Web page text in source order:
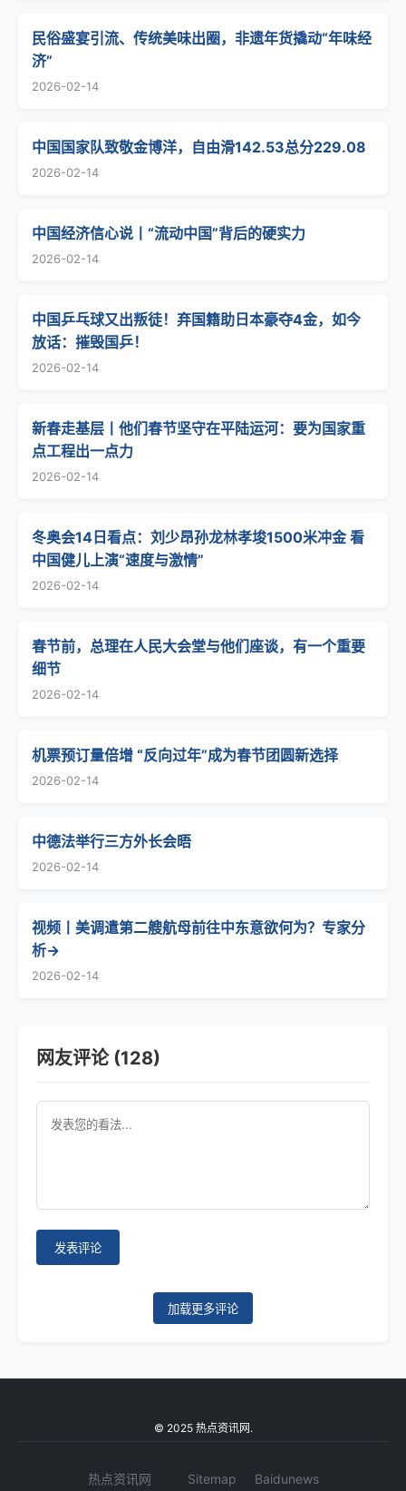
民俗盛宴引流、传统美味出圈，非遗年货撬动“年味经
济”
2026-02-14
中国国家队致敬金博洋，自由滑142.53总分229.08
2026-02-14
中国经济信心说丨“流动中国”背后的硬实力
2026-02-14
中国乒乓球又出叛徒！弃国籍助日本豪夺4金，如今
放话：摧毁国乒！
2026-02-14
新春走基层丨他们春节坚守在平陆运河：要为国家重
点工程出一点力
2026-02-14
冬奥会14日看点：刘少昂孙龙林孝埈1500米冲金 看
中国健儿上演“速度与激情”
2026-02-14
春节前，总理在人民大会堂与他们座谈，有一个重要
细节
2026-02-14
机票预订量倍增 “反向过年”成为春节团圆新选择
2026-02-14
中德法举行三方外长会晤
2026-02-14
视频丨美调遣第二艘航母前往中东意欲何为？专家分
析→
2026-02-14
网友评论 (128)
发表评论
加载更多评论
© 2025 热点资讯网.
热点资讯网 Sitemap Baidunews